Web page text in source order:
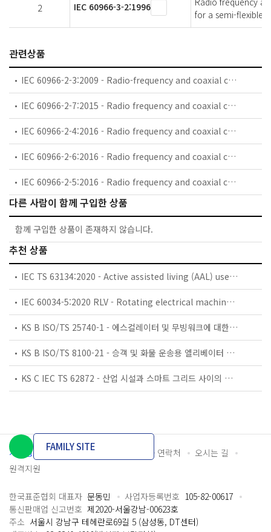
2 IEC 60966-3-2:1996
for a semi-flexible
관련상품
IEC 60966-2-3:2009 - Radio-frequency and coaxial cables assemblies - Part 2-3: Detail specification for flexible coaxial cable assemblies - Frequency range 0 MHz to 1 000 MHz, IEC 61169-8 connectors
IEC 60966-2-7:2015 - Radio frequency and coaxial cable asemblies - Part 2-7: Detail specification for cable assemblies for radio and TV receivers - Frequency range 0 MHz to 3 000 MHz, IEC 61169-47 connectors
IEC 60966-2-4:2016 - Radio frequency and coaxial cable assemblies - Part 2-4: Detail specification for cable assemblies for radio and TV receivers - Frequency range 0 MHz to 3 000 MHz, IEC 61169-2 connectors
IEC 60966-2-6:2016 - Radio frequency and coaxial cable assemblies - Part 2-6: Detail specification for cable assemblies for radio and TV receivers - Frequency range 0 MHz to 3 000 MHz, IEC 61169-24 connectors
IEC 60966-2-5:2016 - Radio frequency and coaxial cable assemblies - Part 2-5: Detail specification for cable assemblies for radio and TV receivers - Frequency range 0 MHz to 1 000 MHz, IEC 61169-2 connectors
다른 사람이 함께 구입한 상품
함께 구입한 상품이 존재하지 않습니다.
추천 상품
IEC TS 63134:2020 - Active assisted living (AAL) use cases
IEC 60034-5:2020 RLV - Rotating electrical machines - Part 5: Degrees of protection provided by the integral design of rotating electrical machines (IP code) - Classification
KS B ISO/TS 25740-1 - 에스컬레이터 및 무빙워크에 대한 안전요건 — 제1부: 세계공통 필수 안전요건(GESRs)
KS B ISO/TS 8100-21 - 승객 및 화물 운송용 엘리베이터 —제21부: 세계공통 필수안전요건(GESRs)을 충족하는 세계공통 안전 파라미터(GSPs)
KS C IEC TS 62872 - 산업 시설과 스마트 그리드 사이의 산업 공정 측정, 제어 및 자동화 시스템 인터페이스
개인정보처리방침 이용약관 담당자 연락처
오시는 길
원격지원
FAMILY SITE
한국표준협회 대표자 문동민 사업자등록번호 105-82-00617
통신판매업 신고번호 제2020-서울강남-00623호
주소 서울시 강남구 테헤란로69길 5 (삼성동, DT센터)